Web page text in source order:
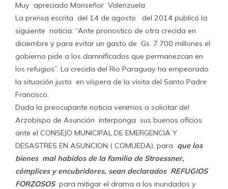
Muy apreciado Monseñor Valenzuela
La prensa escrita del 14 de agosto del 2014 publicó la
siguiente noticia: “Ante pronostico de otra crecida en
diciembre y para evitar un gasto de Gs. 7.700 millones el
gobierno pide a los damnificados que permanezcan en
los refugios”. La crecida del Rio Paraguay ha empeorado
la situación justo en víspera de la visita del Santo Padre
Francisco.
Dada la preocupante noticia venimos a solicitar del
Arzobispo de Asunción interponga sus buenos oficios
ante el CONSEJO MUNICIPAL DE EMERGENCIA Y
DESASTRES EN ASUNCION ( COMUEDA), para que los
bienes mal habidos de la familia de Stroessner,
cómplices y encubridores, sean declarados REFUGIOS
FORZOSOSpara mitigar el drama a los inundados y